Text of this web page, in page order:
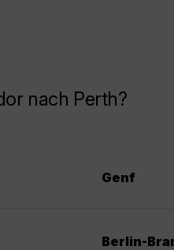
nach Perth?
Genf
Berlin-